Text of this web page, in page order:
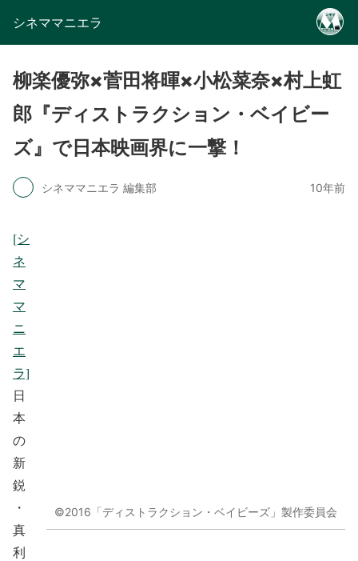
シネママニエラ
柳楽優弥×菅田将暉×小松菜奈×村上虹
郎『ディストラクション・ベイビー
ズ』で日本映画界に一撃！
シネママニエラ 編集部 10年前
©2016「ディストラクション・ベイビーズ」製作委員会
[シ
ネ
マ
マ
ニ
エ
ラ]
日
本
の
新
鋭
・
真
利